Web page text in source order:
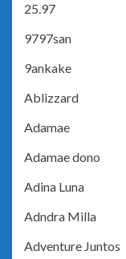
25.97
9797san
9ankake
Ablizzard
Adamae
Adamae dono
Adina Luna
Adndra Milla
Adventure Juntos